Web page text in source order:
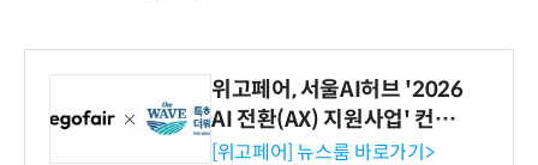
위고페어, 서울AI허브 '2026
AI 전환(AX) 지원사업' 컨소
시엄 선정
[위고페어] 뉴스룸 바로가기>